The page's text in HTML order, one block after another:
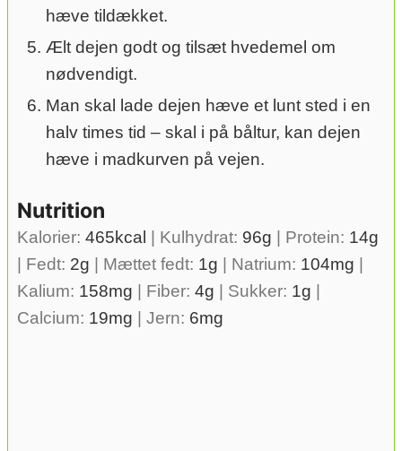
hæve tildækket.
Ælt dejen godt og tilsæt hvedemel om
nødvendigt.
Man skal lade dejen hæve et lunt sted i en
halv times tid – skal i på båltur, kan dejen
hæve i madkurven på vejen.
Nutrition
Kalorier: 465kcal | Kulhydrat: 96g | Protein: 14g
| Fedt: 2g | Mættet fedt: 1g | Natrium: 104mg |
Kalium: 158mg | Fiber: 4g | Sukker: 1g |
Calcium: 19mg | Jern: 6mg